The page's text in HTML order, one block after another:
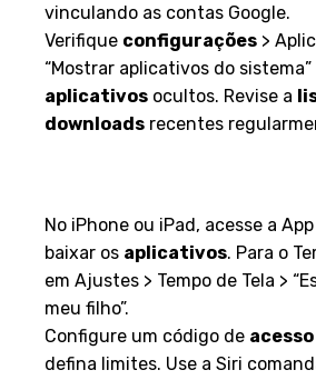
vinculando as contas Google.
Verifique configurações >
“Mostrar aplicativos do
aplicativos ocultos. Revise a
downloads recentes
No iPhone ou iPad, acesse a
baixar os aplicativos. Para o
em Ajustes > Tempo de Tela >
meu filho”.
Configure um código de acesso
defina limites. Use a Siri